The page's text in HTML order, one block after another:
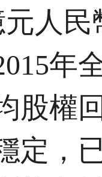
元人
年
股權
定，